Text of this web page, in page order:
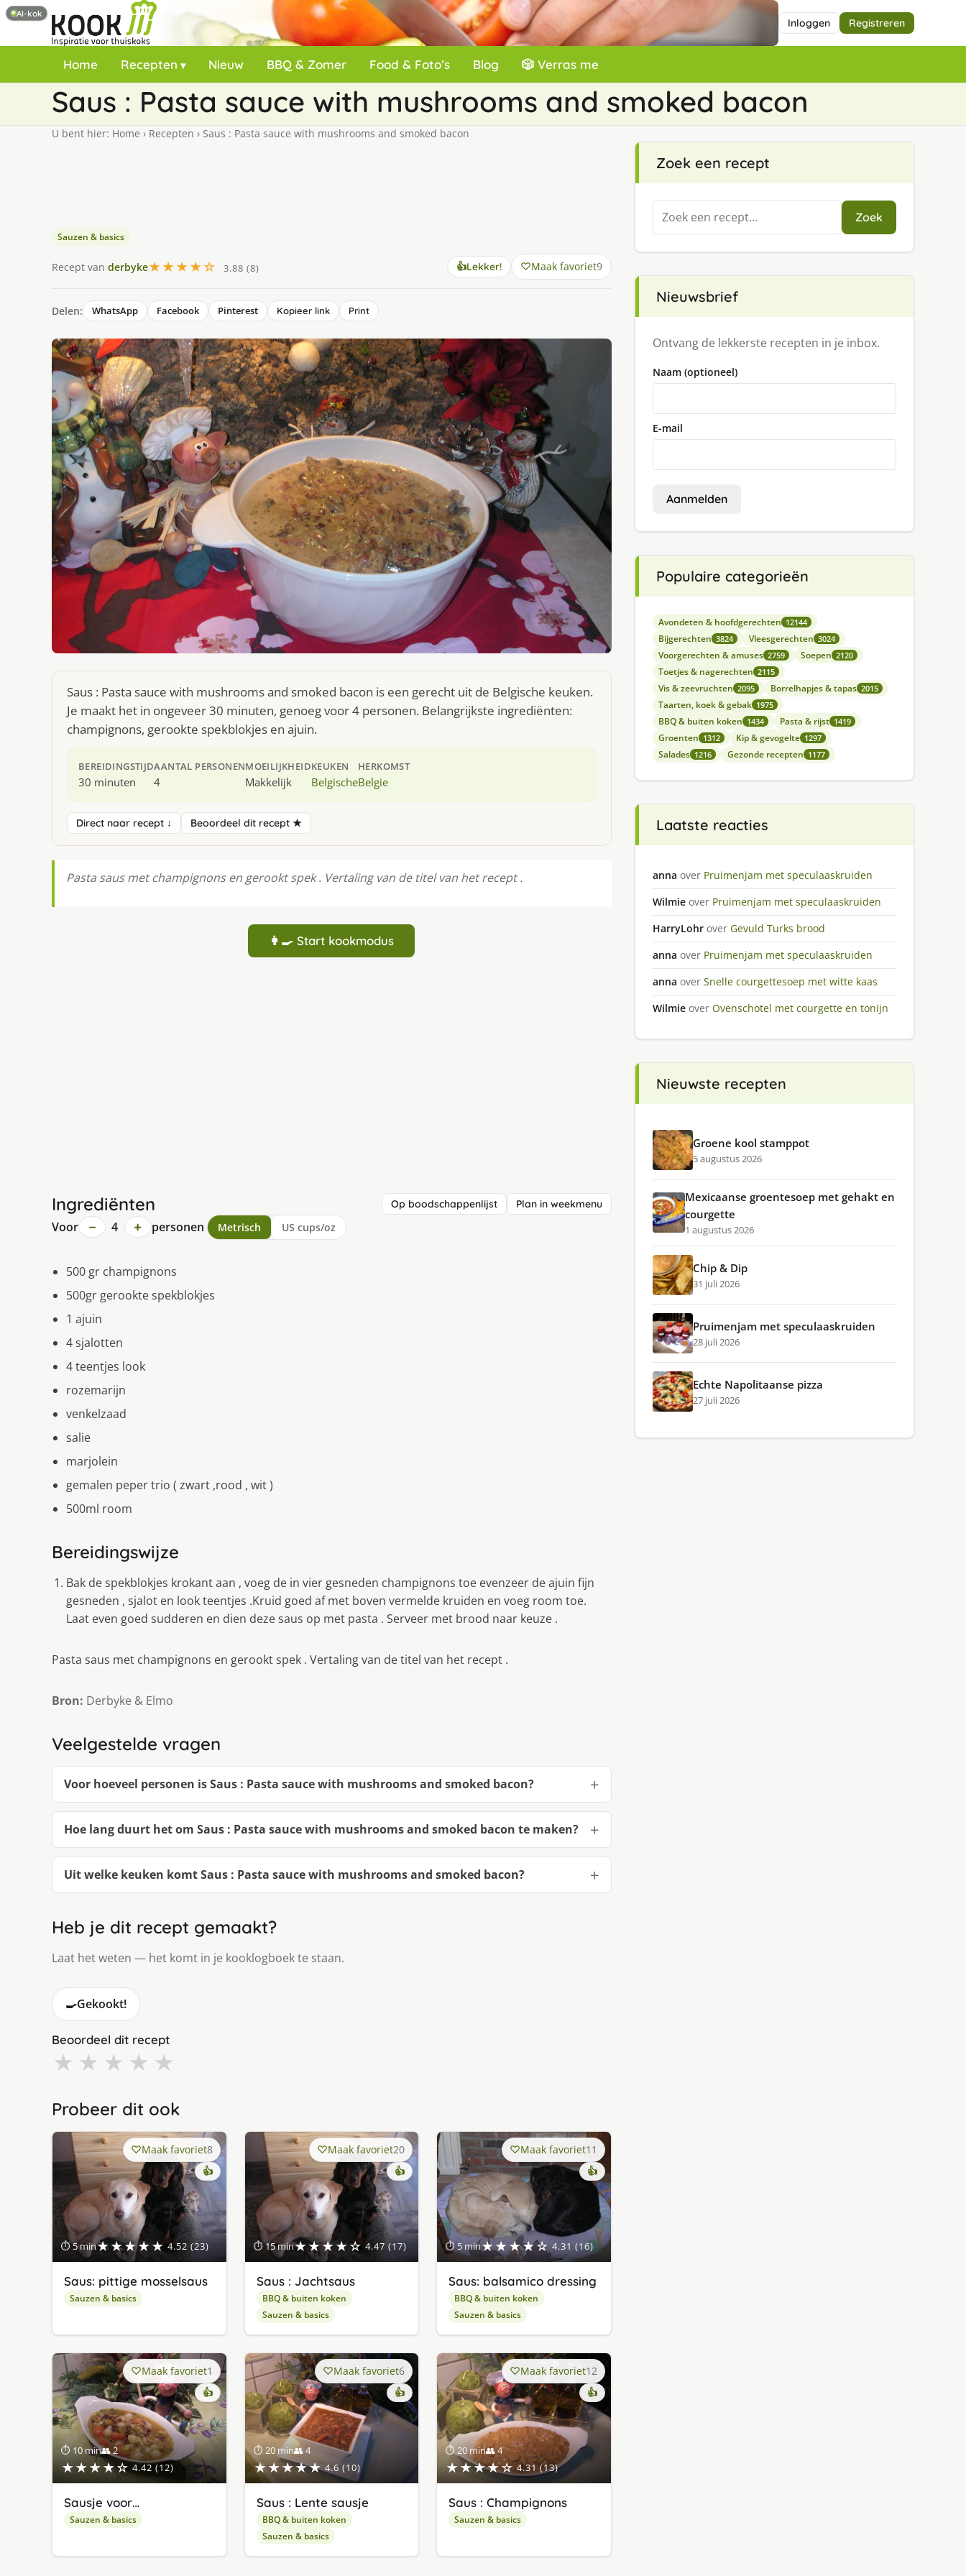
Inloggen Registreren
Home Recepten Nieuw BBQ & Zomer Food & Foto’s Blog 🎲 Verras me
Saus : Pasta sauce with mushrooms and smoked bacon
U bent hier: Home › Recepten › Saus : Pasta sauce with mushrooms and smoked bacon
Sauzen & basics
Recept van derbyke★★★★☆ 3.88 (8) 👍Lekker! Maak favoriet9
Delen: WhatsApp Facebook Pinterest Kopieer link Print
Saus : Pasta sauce with mushrooms and smoked bacon is een gerecht uit de Belgische keuken.
Je maakt het in ongeveer 30 minuten, genoeg voor 4 personen. Belangrijkste ingrediënten:
champignons, gerookte spekblokjes en ajuin.
BEREIDINGSTIJD
30 minuten
AANTAL PERSONEN
4
MOEILIJKHEID
Makkelijk
KEUKEN
Belgische
HERKOMST
Belgie
Direct naar recept ↓ Beoordeel dit recept ★
Pasta saus met champignons en gerookt spek . Vertaling van de titel van het recept .
👩‍🍳 Start kookmodus
Ingrediënten Op boodschappenlijst Plan in weekmenu
Voor − 4 + personen Metrisch US cups/oz
500 gr champignons
500gr gerookte spekblokjes
1 ajuin
4 sjalotten
4 teentjes look
rozemarijn
venkelzaad
salie
marjolein
gemalen peper trio ( zwart ,rood , wit )
500ml room
Bereidingswijze
Bak de spekblokjes krokant aan , voeg de in vier gesneden champignons toe evenzeer de ajuin fijn
gesneden , sjalot en look teentjes .Kruid goed af met boven vermelde kruiden en voeg room toe.
Laat even goed sudderen en dien deze saus op met pasta . Serveer met brood naar keuze .
Pasta saus met champignons en gerookt spek . Vertaling van de titel van het recept .
Bron: Derbyke & Elmo
Veelgestelde vragen
Voor hoeveel personen is Saus : Pasta sauce with mushrooms and smoked bacon?
Hoe lang duurt het om Saus : Pasta sauce with mushrooms and smoked bacon te maken?
Uit welke keuken komt Saus : Pasta sauce with mushrooms and smoked bacon?
Heb je dit recept gemaakt?
Laat het weten — het komt in je kooklogboek te staan.
🍳Gekookt!
Beoordeel dit recept
★ ★ ★ ★ ★
Probeer dit ook
⏱ 5 min★★★★★ 4.52 (23)
Maak favoriet8
👍
Saus: pittige mosselsaus
Sauzen & basics
⏱ 15 min★★★★☆ 4.47 (17)
Maak favoriet20
👍
Saus : Jachtsaus
BBQ & buiten koken
Sauzen & basics
⏱ 5 min★★★★☆ 4.31 (16)
Maak favoriet11
👍
Saus: balsamico dressing
BBQ & buiten koken
Sauzen & basics
⏱ 10 min👥 2
★★★★☆ 4.42 (12)
Maak favoriet1
👍
Sausje voor…
Sauzen & basics
⏱ 20 min👥 4
★★★★★ 4.6 (10)
Maak favoriet6
👍
Saus : Lente sausje
BBQ & buiten koken
Sauzen & basics
⏱ 20 min👥 4
★★★★☆ 4.31 (13)
Maak favoriet12
👍
Saus : Champignons
Sauzen & basics
Zoek een recept
Zoeken
naar:
Zoek
Nieuwsbrief
Ontvang de lekkerste recepten in je inbox.
Naam (optioneel)
E-mail
Aanmelden
Populaire categorieën
Avondeten & hoofdgerechten 12144
Bijgerechten 3824 Vleesgerechten 3024
Voorgerechten & amuses 2759 Soepen 2120
Toetjes & nagerechten 2115
Vis & zeevruchten 2095 Borrelhapjes & tapas 2015
Taarten, koek & gebak 1975
BBQ & buiten koken 1434 Pasta & rijst 1419
Groenten 1312 Kip & gevogelte 1297
Salades 1216 Gezonde recepten 1177
Laatste reacties
anna over Pruimenjam met speculaaskruiden
Wilmie over Pruimenjam met speculaaskruiden
HarryLohr over Gevuld Turks brood
anna over Pruimenjam met speculaaskruiden
anna over Snelle courgettesoep met witte kaas
Wilmie over Ovenschotel met courgette en tonijn
Nieuwste recepten
Groene kool stamppot
5 augustus 2026
Mexicaanse groentesoep met gehakt en
courgette
1 augustus 2026
Chip & Dip
31 juli 2026
Pruimenjam met speculaaskruiden
28 juli 2026
AI-kok
Echte Napolitaanse pizza
27 juli 2026